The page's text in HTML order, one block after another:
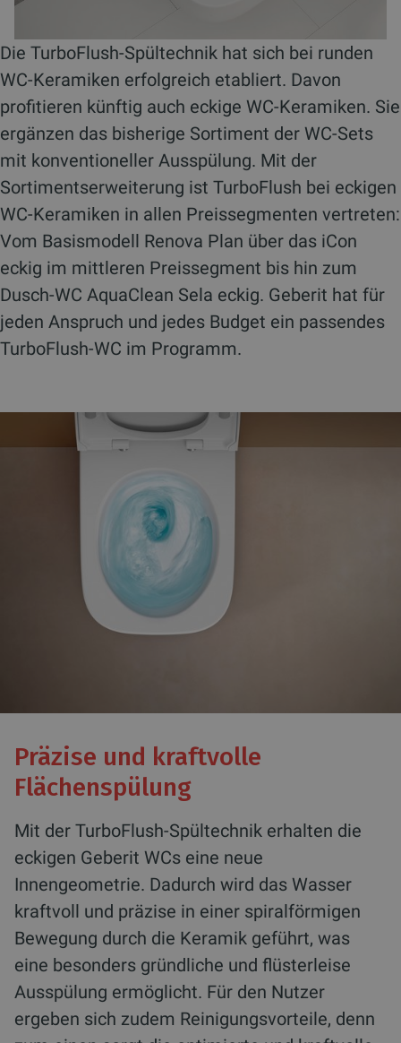
Die TurboFlush-Spültechnik hat sich bei runden
WC-Keramiken erfolgreich etabliert. Davon
profitieren künftig auch eckige WC-Keramiken. Sie
ergänzen das bisherige Sortiment der WC-Sets
mit konventioneller Ausspülung. Mit der
Sortimentserweiterung ist TurboFlush bei eckigen
WC-Keramiken in allen Preissegmenten vertreten:
Vom Basismodell Renova Plan über das iCon
eckig im mittleren Preissegment bis hin zum
Dusch-WC AquaClean Sela eckig. Geberit hat für
jeden Anspruch und jedes Budget ein passendes
TurboFlush-WC im Programm.
Präzise und kraftvolle
Flächenspülung
Mit der TurboFlush-Spültechnik erhalten die
eckigen Geberit WCs eine neue
Innengeometrie. Dadurch wird das Wasser
kraftvoll und präzise in einer spiralförmigen
Bewegung durch die Keramik geführt, was
eine besonders gründliche und flüsterleise
Ausspülung ermöglicht. Für den Nutzer
ergeben sich zudem Reinigungsvorteile, denn